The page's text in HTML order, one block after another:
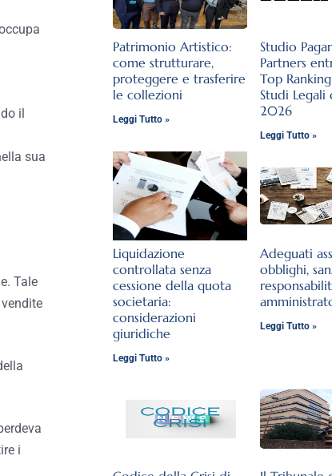
il
sua
Tale
i
Patrimonio Artistico:
come strutturare,
proteggere e trasferire
le collezioni
Leggi Tutto »
Studio
Partners
Top
Studi Legali
2026
Leggi Tutto »
Liquidazione
controllata senza
cessione della quota
societaria:
considerazioni
giuridiche
Leggi Tutto »
Adeguati
obblighi,
Leggi Tutto »